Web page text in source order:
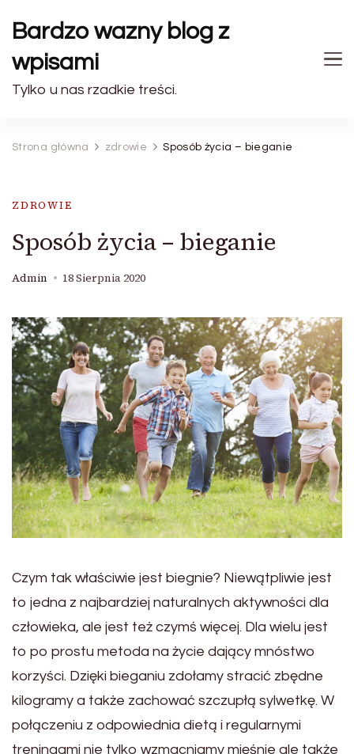
Bardzo wazny blog z
wpisami
Tylko u nas rzadkie treści.
Strona główna zdrowie Sposób życia – bieganie
ZDROWIE
Sposób życia – bieganie
Admin 18 Sierpnia 2020
Czym tak właściwie jest biegnie? Niewątpliwie jest
to jedna z najbardziej naturalnych aktywności dla
człowieka, ale jest też czymś więcej. Dla wielu jest
to po prostu metoda na życie dający mnóstwo
korzyści. Dzięki bieganiu zdołamy stracić zbędne
kilogramy a także zachować szczupłą sylwetkę. W
połączeniu z odpowiednia dietą i regularnymi
treningami nie tylko wzmacniamy mięśnie ale także